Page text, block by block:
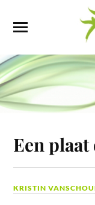
Een
KRISTIN